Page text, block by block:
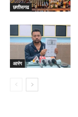
छत्तीसगढ
आरंग